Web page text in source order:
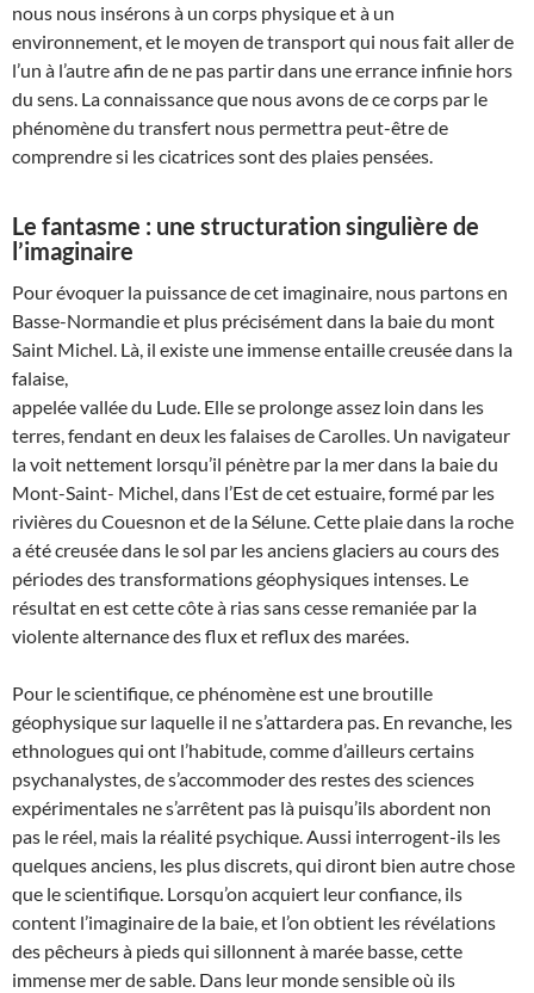
nous nous insérons à un corps physique et à un
environnement, et le moyen de transport qui nous fait aller de
l’un à l’autre afin de ne pas partir dans une errance infinie hors
du sens. La connaissance que nous avons de ce corps par le
phénomène du transfert nous permettra peut-être de
comprendre si les cicatrices sont des plaies pensées.
Le fantasme : une structuration singulière de
l’imaginaire
Pour évoquer la puissance de cet imaginaire, nous partons en
Basse-Normandie et plus précisément dans la baie du mont
Saint Michel. Là, il existe une immense entaille creusée dans la
falaise,
appelée vallée du Lude. Elle se prolonge assez loin dans les
terres, fendant en deux les falaises de Carolles. Un navigateur
la voit nettement lorsqu’il pénètre par la mer dans la baie du
Mont-Saint- Michel, dans l’Est de cet estuaire, formé par les
rivières du Couesnon et de la Sélune. Cette plaie dans la roche
a été creusée dans le sol par les anciens glaciers au cours des
périodes des transformations géophysiques intenses. Le
résultat en est cette côte à rias sans cesse remaniée par la
violente alternance des flux et reflux des marées.
Pour le scientifique, ce phénomène est une broutille
géophysique sur laquelle il ne s’attardera pas. En revanche, les
ethnologues qui ont l’habitude, comme d’ailleurs certains
psychanalystes, de s’accommoder des restes des sciences
expérimentales ne s’arrêtent pas là puisqu’ils abordent non
pas le réel, mais la réalité psychique. Aussi interrogent-ils les
quelques anciens, les plus discrets, qui diront bien autre chose
que le scientifique. Lorsqu’on acquiert leur confiance, ils
content l’imaginaire de la baie, et l’on obtient les révélations
des pêcheurs à pieds qui sillonnent à marée basse, cette
immense mer de sable. Dans leur monde sensible où ils